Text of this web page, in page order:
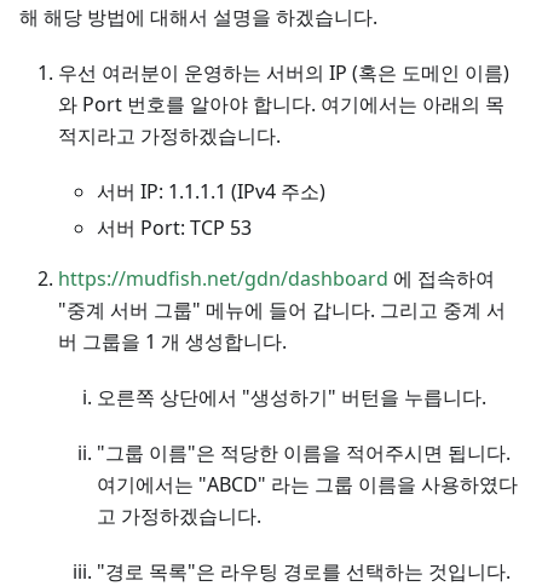
해 해당 방법에 대해서 설명을 하겠습니다.
우선 여러분이 운영하는 서버의 IP (혹은 도메인 이름)
와 Port 번호를 알아야 합니다. 여기에서는 아래의 목
적지라고 가정하겠습니다.
서버 IP: 1.1.1.1 (IPv4 주소)
서버 Port: TCP 53
https://mudfish.net/gdn/dashboard 에 접속하여
"중계 서버 그룹" 메뉴에 들어 갑니다. 그리고 중계 서
버 그룹을 1 개 생성합니다.
오른쪽 상단에서 "생성하기" 버턴을 누릅니다.
"그룹 이름"은 적당한 이름을 적어주시면 됩니다.
여기에서는 "ABCD" 라는 그룹 이름을 사용하였다
고 가정하겠습니다.
"경로 목록"은 라우팅 경로를 선택하는 것입니다.